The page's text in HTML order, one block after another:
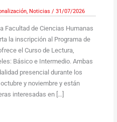
, Noticias / 31/07/2026
Facultad de Ciencias Humanas
la inscripción al Programa de
el Curso de Lectura,
Básico e Intermedio. Ambas
presencial durante los
y noviembre y están
interesadas en […]